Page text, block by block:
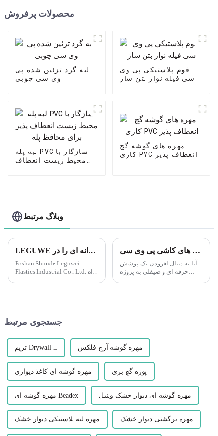
محصولات پرفروش
لبه گرد تزئین شده پی
وی سی چوبی
فوم پلاستیکی پی وی
سی فیله نوار بتن ساز
لبه پله PVC سازگار با
محیط زیست انعطاف
مهره های گوشه گچ
کاری PVC انعطاف پذیر
وبلاگ مرتبط
LEGUWE راه حل های پلاستیکی نوآورانه ای را در ARCHIDEX ارائه می دهد
Foshan Shunde Leguwei
Plastics Industrial Co., Ltd. راه
پروژه های کاشی خود را با لبه های کاشی پی وی سی Leguwe تقویت کنید
آیا به دنبال افزودن یک پوشش
حرفه ای و صیقلی به پروژه
جستجوی مرتبط
تریم Drywall L مهره گوشه آرچ فلکس
مهره گوشه ای کاغذ دیواری پوزه گچ بری
مهره گوشه ای Beadex مهره گوشه ای دیوار خشک وینیل
مهره لبه پلاستیکی دیوار خشک مهره برگشتی دیوار خشک